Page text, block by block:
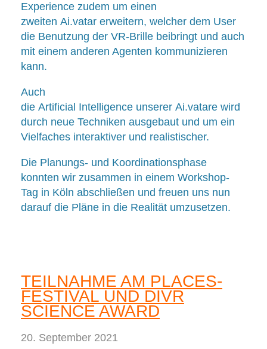
Experience zudem um einen
zweiten Ai.vatar erweitern, welcher dem User
die Benutzung der VR-Brille beibringt und auch
mit einem anderen Agenten kommunizieren
kann.
Auch
die Artificial Intelligence unserer Ai.vatare wird
durch neue Techniken ausgebaut und um ein
Vielfaches interaktiver und realistischer.
Die Planungs- und Koordinationsphase
konnten wir zusammen in einem Workshop-
Tag in Köln abschließen und freuen uns nun
darauf die Pläne in die Realität umzusetzen.
TEILNAHME AM PLACES-
FESTIVAL UND DIVR
SCIENCE AWARD
20. September 2021